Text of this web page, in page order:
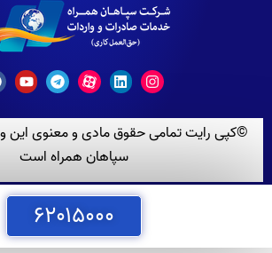
©کپی رایت تمامی حقوق مادی و معنوی این
سپاهان همراه است
۶۲۰۱۵۰۰۰